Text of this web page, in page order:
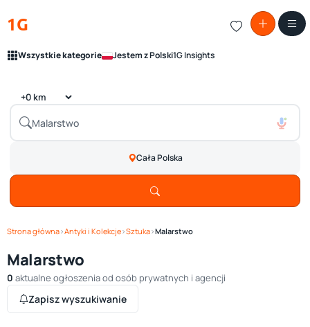
1G
Wszystkie kategorie Jestem z Polski1G Insights
Cała Polska
Strona główna›Antyki i Kolekcje›Sztuka›Malarstwo
Malarstwo
0 aktualne ogłoszenia od osób prywatnych i agencji
Zapisz wyszukiwanie